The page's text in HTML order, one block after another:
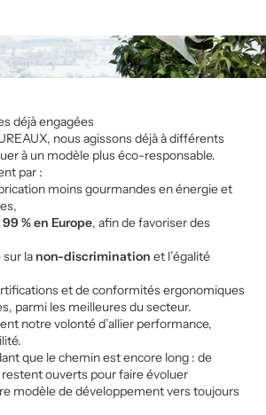
déjà engagées
nous agissons déjà à différents
à un modèle plus éco-responsable.
par :
moins gourmandes en énergie et
99 % en Europe, afin de favoriser des
la non-discrimination et l’égalité
et de conformités ergonomiques
parmi les meilleures du secteur.
notre volonté d’allier performance,
que le chemin est encore long : de
ouverts pour faire évoluer
modèle de développement vers toujours